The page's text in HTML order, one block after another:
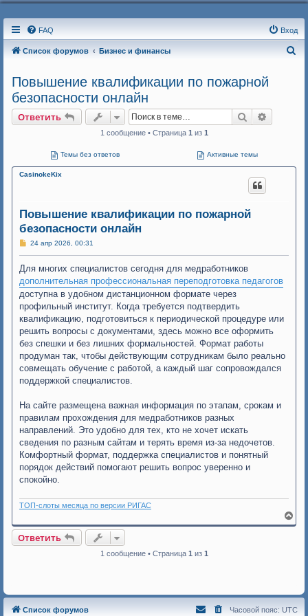
FAQ Вход
Список форумов Бизнес и финансы
Повышение квалификации по пожарной
безопасности онлайн
Ответить Поиск
1 сообщение • Страница 1 из 1
Темы без ответов Активные темы
CasinokeKix
Повышение квалификации по пожарной
безопасности онлайн
С
б
е
н
е
24 апр 2026, 00:31
Для многих специалистов сегодня для медработников
дополнительная профессиональная переподготовка педагогов
доступна в удобном дистанционном формате через
профильный институт. Когда требуется подтвердить
квалификацию, подготовиться к периодической процедуре или
решить вопросы с документами, здесь можно все оформить
без спешки и без лишних формальностей. Формат работы
продуман так, чтобы действующим сотрудникам было реально
совмещать обучение с работой, а каждый шаг сопровождался
поддержкой специалистов.
На сайте размещена важная информация по этапам, срокам и
правилам прохождения для медработников разных
направлений. Это удобно для тех, кто не хочет искать
сведения по разным сайтам и терять время из-за недочетов.
Комфортный формат, поддержка специалистов и понятный
порядок действий помогают решить вопрос уверенно и
спокойно.
ТОП-слоты месяца по версии РИГАС
е
к
н
Ответить
1 сообщение • Страница 1 из 1
Список форумов Часовой пояс: UTC